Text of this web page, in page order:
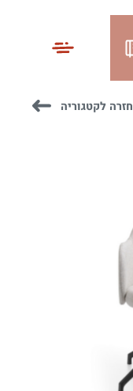
חזרה לקטגוריה